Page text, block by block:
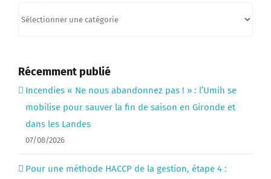
Récemment publié
Incendies « Ne nous abandonnez pas ! » : l’Umih se
mobilise pour sauver la fin de saison en Gironde et
dans les Landes
07/08/2026
Pour une méthode HACCP de la gestion, étape 4 :